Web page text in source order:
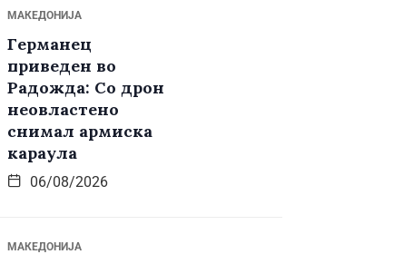
МАКЕДОНИЈА
Германец
приведен во
Радожда: Со дрон
неовластено
снимал армиска
караула
06/08/2026
МАКЕДОНИЈА